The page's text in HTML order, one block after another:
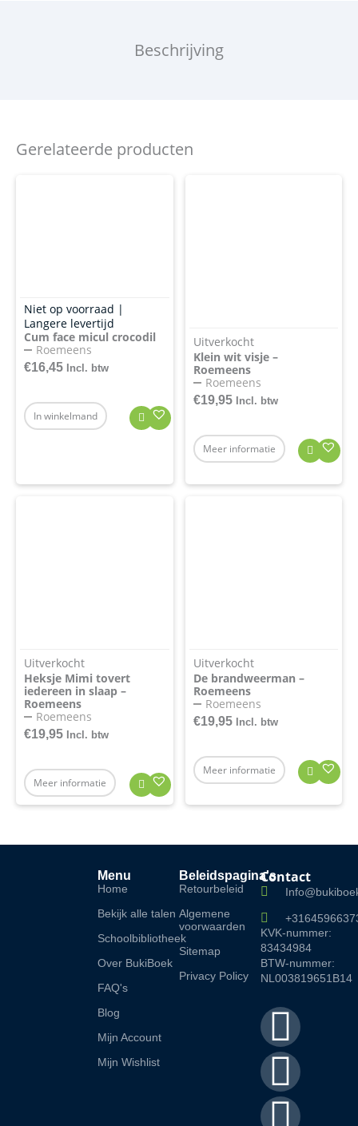
Beschrijving
Gerelateerde producten
Niet op voorraad |
Langere levertijd
Cum face micul crocodil
Roemeens
€16,45 Incl. btw
In winkelmand
Uitverkocht
Klein wit visje –
Roemeens
Roemeens
€19,95 Incl. btw
Meer informatie
Uitverkocht
Heksje Mimi tovert
iedereen in slaap –
Roemeens
Roemeens
€19,95 Incl. btw
Meer informatie
Uitverkocht
De brandweerman –
Roemeens
Roemeens
€19,95 Incl. btw
Meer informatie
Menu
Home
Bekijk alle talen
Schoolbibliotheek
Over BukiBoek
FAQ's
Blog
Mijn Account
Mijn Wishlist
Beleidspagina's
Retourbeleid
Algemene
voorwaarden
Sitemap
Privacy Policy
Contact
KVK-nummer:
83434984
BTW-nummer:
NL003819651B14
F
a
c
I
n
s
L
i
n